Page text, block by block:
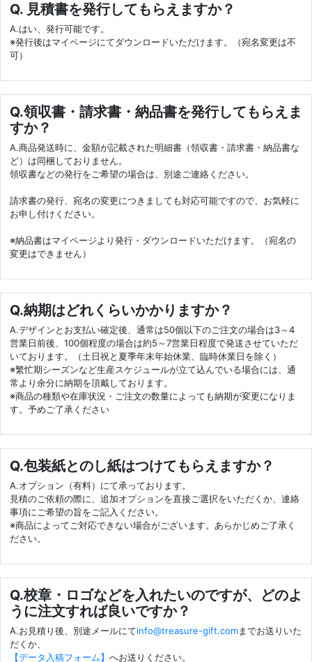
Q. 見積書を発行してもらえますか？
A.はい、発行可能です。
※発行後はマイページにてダウンロードいただけます。（宛名変更は不
可）
Q.領収書・請求書・納品書を発行してもらえま
すか？
A.商品発送時に、金額が記載された明細書（領収書・請求書・納品書な
ど）は同梱しておりません。
領収書などの発行をご希望の場合は、別途ご連絡ください。
請求書の発行、宛名の変更につきましても対応可能ですので、お気軽に
お申し付けください。
※納品書はマイページより発行・ダウンロードいただけます。（宛名の
変更はできません）
Q.納期はどれくらいかかりますか？
A.デザインとお支払い確定後、通常は50個以下のご注文の場合は3～4
営業日前後、100個程度の場合は約5～7営業日程度で発送させていただ
いております。（土日祝と夏季年末年始休業、臨時休業日を除く）
※繁忙期シーズンなど生産スケジュールが立て込んでいる場合には、通
常より余分に納期を頂戴しております。
※商品の種類や在庫状況・ご注文の数量によっても納期が変更になりま
す。予めご了承ください
Q.包装紙とのし紙はつけてもらえますか？
A.オプション（有料）にて承っております。
見積のご依頼の際に、追加オプションを直接ご選択をいただくか、連絡
事項にご希望の旨をご記入ください。
※商品によってご対応できない場合がございます。あらかじめご了承く
ださい。
Q.校章・ロゴなどを入れたいのですが、どのよ
うに注文すれば良いですか？
A.お見積り後、別途メールにてinfo@treasure-gift.comまでお送りいた
だくか、
【データ入稿フォーム】 へお送りください。